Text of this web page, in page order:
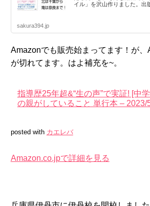
イル」を沢山作りました。出
sakura394.jp
Amazonでも販売始まってます！が
が切れてます。はよ補充を~。
指導歴25年超&“生の声”で実証! [中
の親がしていること 単行本 – 2023/
posted with カエレバ
Amazon.co.jpで詳細を見る